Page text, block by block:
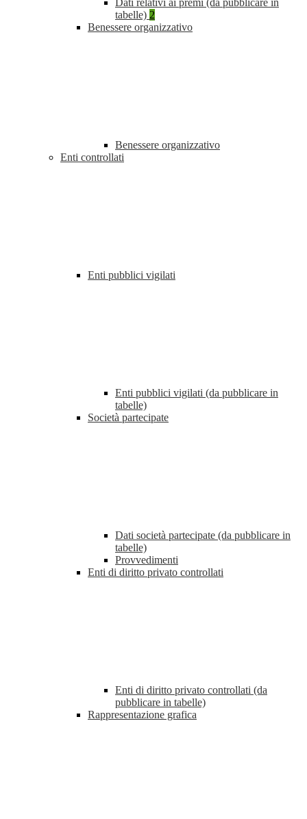
Dati relativi ai premi (da pubblicare in
tabelle) 2
Benessere organizzativo
Benessere organizzativo
Enti controllati
Enti pubblici vigilati
Enti pubblici vigilati (da pubblicare in
tabelle)
Società partecipate
Dati società partecipate (da pubblicare in
tabelle)
Provvedimenti
Enti di diritto privato controllati
Enti di diritto privato controllati (da
pubblicare in tabelle)
Rappresentazione grafica